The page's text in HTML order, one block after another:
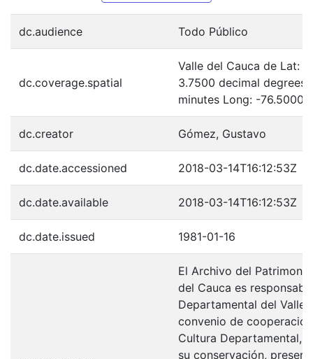
dc.audience Todo Público
dc.coverage.spatial
Valle del Cauca de Lat:
3.7500 decimal degrees
minutes Long: -76.5000
dc.creator Gómez, Gustavo
dc.date.accessioned 2018-03-14T16:12:53Z
dc.date.available 2018-03-14T16:12:53Z
dc.date.issued 1981-01-16
El Archivo del
del Cauca es
Departamental del Valle
convenio de
Cultura Departamental,
su conservación,